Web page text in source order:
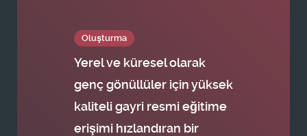
Oluşturma
Yerel ve küresel olarak
genç gönüllüler için yüksek
kaliteli gayri resmi eğitime
erişimi hızlandıran bir